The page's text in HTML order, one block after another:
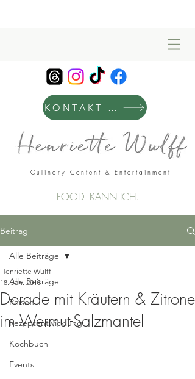
KONTAKT & MANAGEMENT
Culinary Content & Entertainment
FOOD. KANN ICH.
Beitrag
Alle Beiträge
Reisen
Rezeptentwicklung
Kochbuch
Events
Alle Beiträge
Dorade mit Kräutern & Zitrone
im Wermut-Salzmantel
Henriette Wulff
18. Jan. 2018